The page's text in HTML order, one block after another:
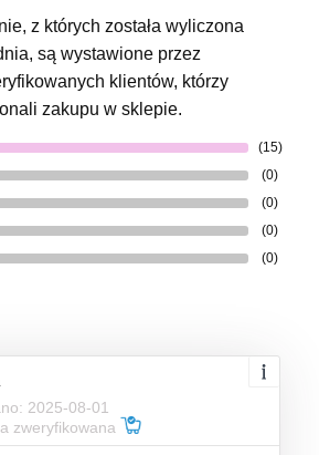
z których została wyliczona
są wystawione przez
klientów, którzy
zakupu w sklepie.
(15)
(0)
(0)
(0)
(0)
2025-08-01
zweryfikowana